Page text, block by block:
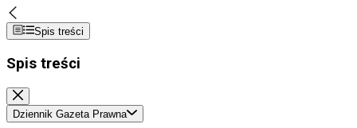
Spis treści
Spis treści
Dziennik Gazeta Prawna